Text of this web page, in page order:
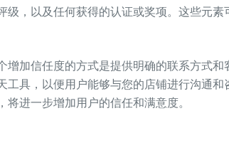
级，以及任何获得的认证或奖项。这些元
加信任度的方式是提供明确的联系方式和
工具，以便用户能够与您的店铺进行沟通
将进一步增加用户的信任和满意度。